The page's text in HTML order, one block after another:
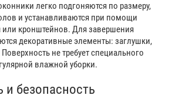
легко подгоняются по размеру,
и устанавливаются при помощи
кронштейнов. Для завершения
декоративные элементы: заглушки,
не требует специального
влажной уборки.
и безопасность